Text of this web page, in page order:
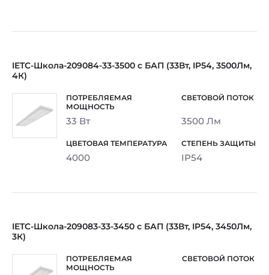
IETC-Школа-209084-33-3500 c БАП (33Вт, IP54, 3500Лм,
4К)
33 Вт 3500 Лм
4000 IP54
IETC-Школа-209083-33-3450 c БАП (33Вт, IP54, 3450Лм,
3К)